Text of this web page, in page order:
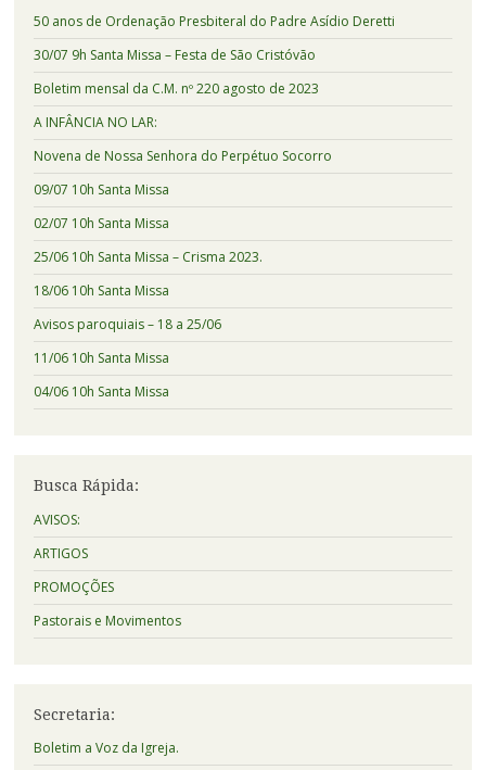
50 anos de Ordenação Presbiteral do Padre Asídio Deretti
30/07 9h Santa Missa – Festa de São Cristóvão
Boletim mensal da C.M. nº 220 agosto de 2023
A INFÂNCIA NO LAR:
Novena de Nossa Senhora do Perpétuo Socorro
09/07 10h Santa Missa
02/07 10h Santa Missa
25/06 10h Santa Missa – Crisma 2023.
18/06 10h Santa Missa
Avisos paroquiais – 18 a 25/06
11/06 10h Santa Missa
04/06 10h Santa Missa
Busca Rápida:
AVISOS:
ARTIGOS
PROMOÇÕES
Pastorais e Movimentos
Secretaria:
Boletim a Voz da Igreja.